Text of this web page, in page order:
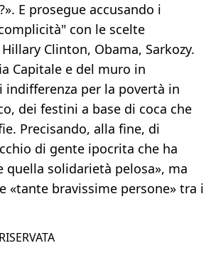
E prosegue accusando i
con le scelte
Clinton, Obama, Sarkozy.
Capitale e del muro in
indifferenza per la povertà in
dei festini a base di coca che
Precisando, alla fine, di
di gente ipocrita che ha
quella solidarietà pelosa», ma
«tante bravissime persone» tra i